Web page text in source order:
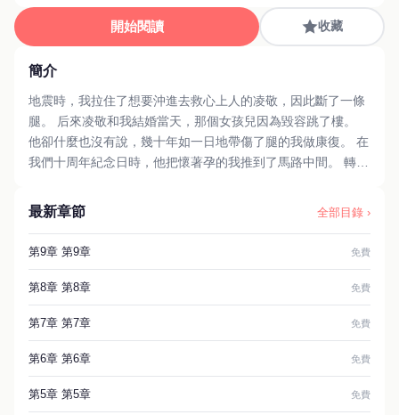
開始閱讀 收藏
簡介
地震時，我拉住了想要沖進去救心上人的凌敬，因此斷了一條
腿。 后來凌敬和我結婚當天，那個女孩兒因為毀容跳了樓。
他卻什麼也沒有說，幾十年如一日地帶傷了腿的我做康復。 在
我們十周年紀念日時，他把懷著孕的我推到了馬路中間。 轉身
嗎？」 車子碾過我的身體，我才知道，他原來一直這麼恨我。
篇 #現代 #重生
最新章節 全部目錄 ›
第9章 第9章 免費
第8章 第8章 免費
第7章 第7章 免費
第6章 第6章 免費
第5章 第5章 免費